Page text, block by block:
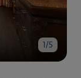
1/5